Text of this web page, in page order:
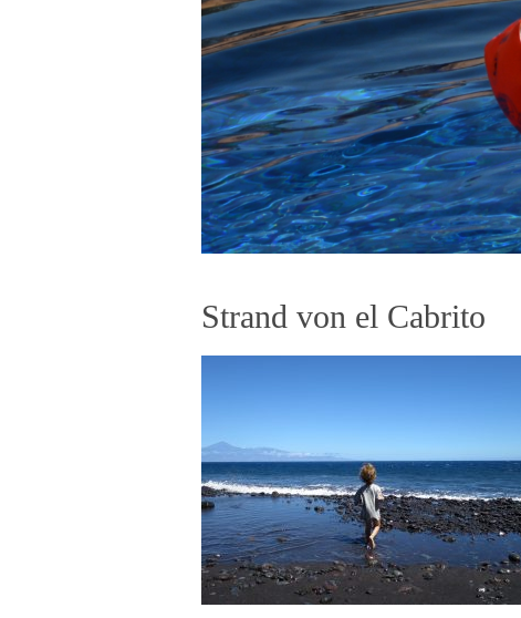
Strand von el Cabrito